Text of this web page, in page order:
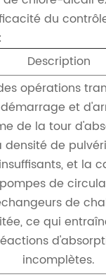
du
Description
opérations
et
de la tour
densité de
et la
de
de
ce qui
incomplètes.